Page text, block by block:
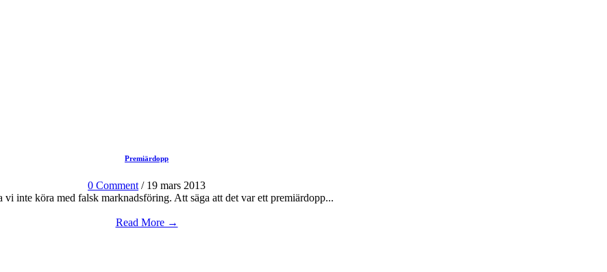
Premiärdopp
0 Comment / 19 mars 2013
vi inte köra med falsk marknadsföring. Att säga att det var ett premiärdopp...
Read More →